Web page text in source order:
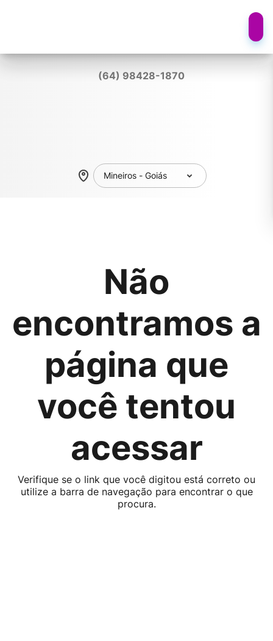
(64) 98428-1870
Não
encontramos a
página que
você tentou
acessar
Verifique se o link que você digitou está correto ou
utilize a barra de navegação para encontrar o que
procura.